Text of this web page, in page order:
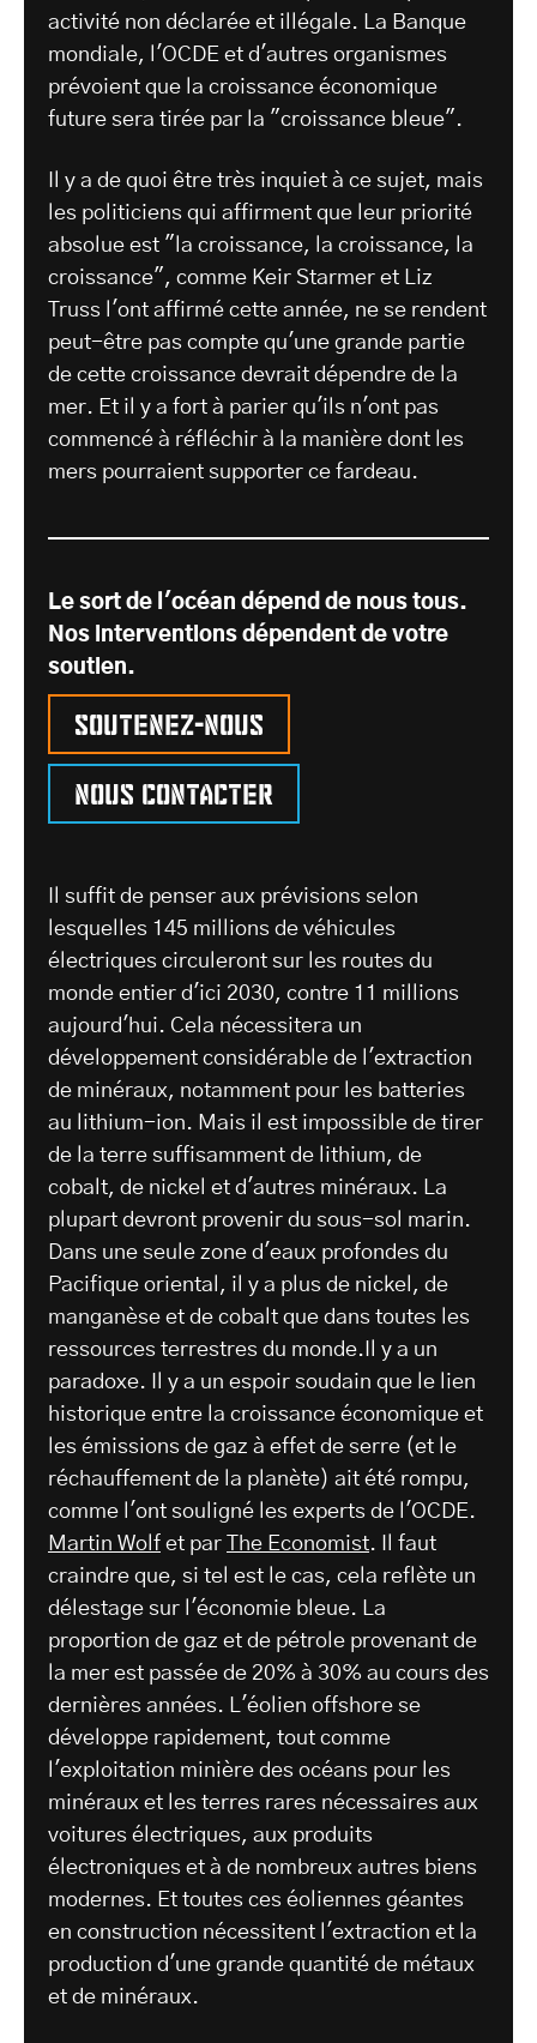
activité non déclarée et illégale. La Banque
mondiale, l'OCDE et d'autres organismes
prévoient que la croissance économique
future sera tirée par la "croissance bleue".
Il y a de quoi être très inquiet à ce sujet, mais
les politiciens qui affirment que leur priorité
absolue est "la croissance, la croissance, la
croissance", comme Keir Starmer et Liz
Truss l'ont affirmé cette année, ne se rendent
peut-être pas compte qu'une grande partie
de cette croissance devrait dépendre de la
mer. Et il y a fort à parier qu'ils n'ont pas
commencé à réfléchir à la manière dont les
mers pourraient supporter ce fardeau.
Le sort de l'océan dépend de nous tous.
Nos interventions dépendent de votre
soutien.
Soutenez-nous
Nous contacter
Il suffit de penser aux prévisions selon
lesquelles 145 millions de véhicules
électriques circuleront sur les routes du
monde entier d'ici 2030, contre 11 millions
aujourd'hui. Cela nécessitera un
développement considérable de l'extraction
de minéraux, notamment pour les batteries
au lithium-ion. Mais il est impossible de tirer
de la terre suffisamment de lithium, de
cobalt, de nickel et d'autres minéraux. La
plupart devront provenir du sous-sol marin.
Dans une seule zone d'eaux profondes du
Pacifique oriental, il y a plus de nickel, de
manganèse et de cobalt que dans toutes les
ressources terrestres du monde.Il y a un
paradoxe. Il y a un espoir soudain que le lien
historique entre la croissance économique et
les émissions de gaz à effet de serre (et le
réchauffement de la planète) ait été rompu,
comme l'ont souligné les experts de l'OCDE.
Martin Wolf et par The Economist. Il faut
craindre que, si tel est le cas, cela reflète un
délestage sur l'économie bleue. La
proportion de gaz et de pétrole provenant de
la mer est passée de 20% à 30% au cours des
dernières années. L'éolien offshore se
développe rapidement, tout comme
l'exploitation minière des océans pour les
minéraux et les terres rares nécessaires aux
voitures électriques, aux produits
électroniques et à de nombreux autres biens
modernes. Et toutes ces éoliennes géantes
en construction nécessitent l'extraction et la
production d'une grande quantité de métaux
et de minéraux.